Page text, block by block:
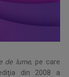
de lume, pe care
din 2008 a